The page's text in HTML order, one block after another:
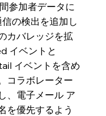
参加者データに
の検出を追加し
カバレッジを拡
イベントと
イベントを含め
コラボレーター
、電子メール ア
を優先するよう